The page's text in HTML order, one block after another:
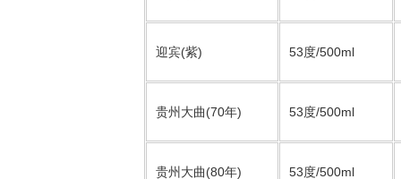
迎宾(紫) 53度/500ml
贵州大曲(70年) 53度/500ml
贵州大曲(80年) 53度/500ml